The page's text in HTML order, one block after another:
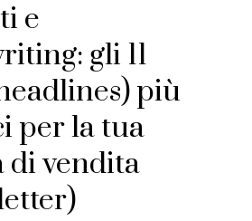
e
gli 11
più
per la tua
di vendita